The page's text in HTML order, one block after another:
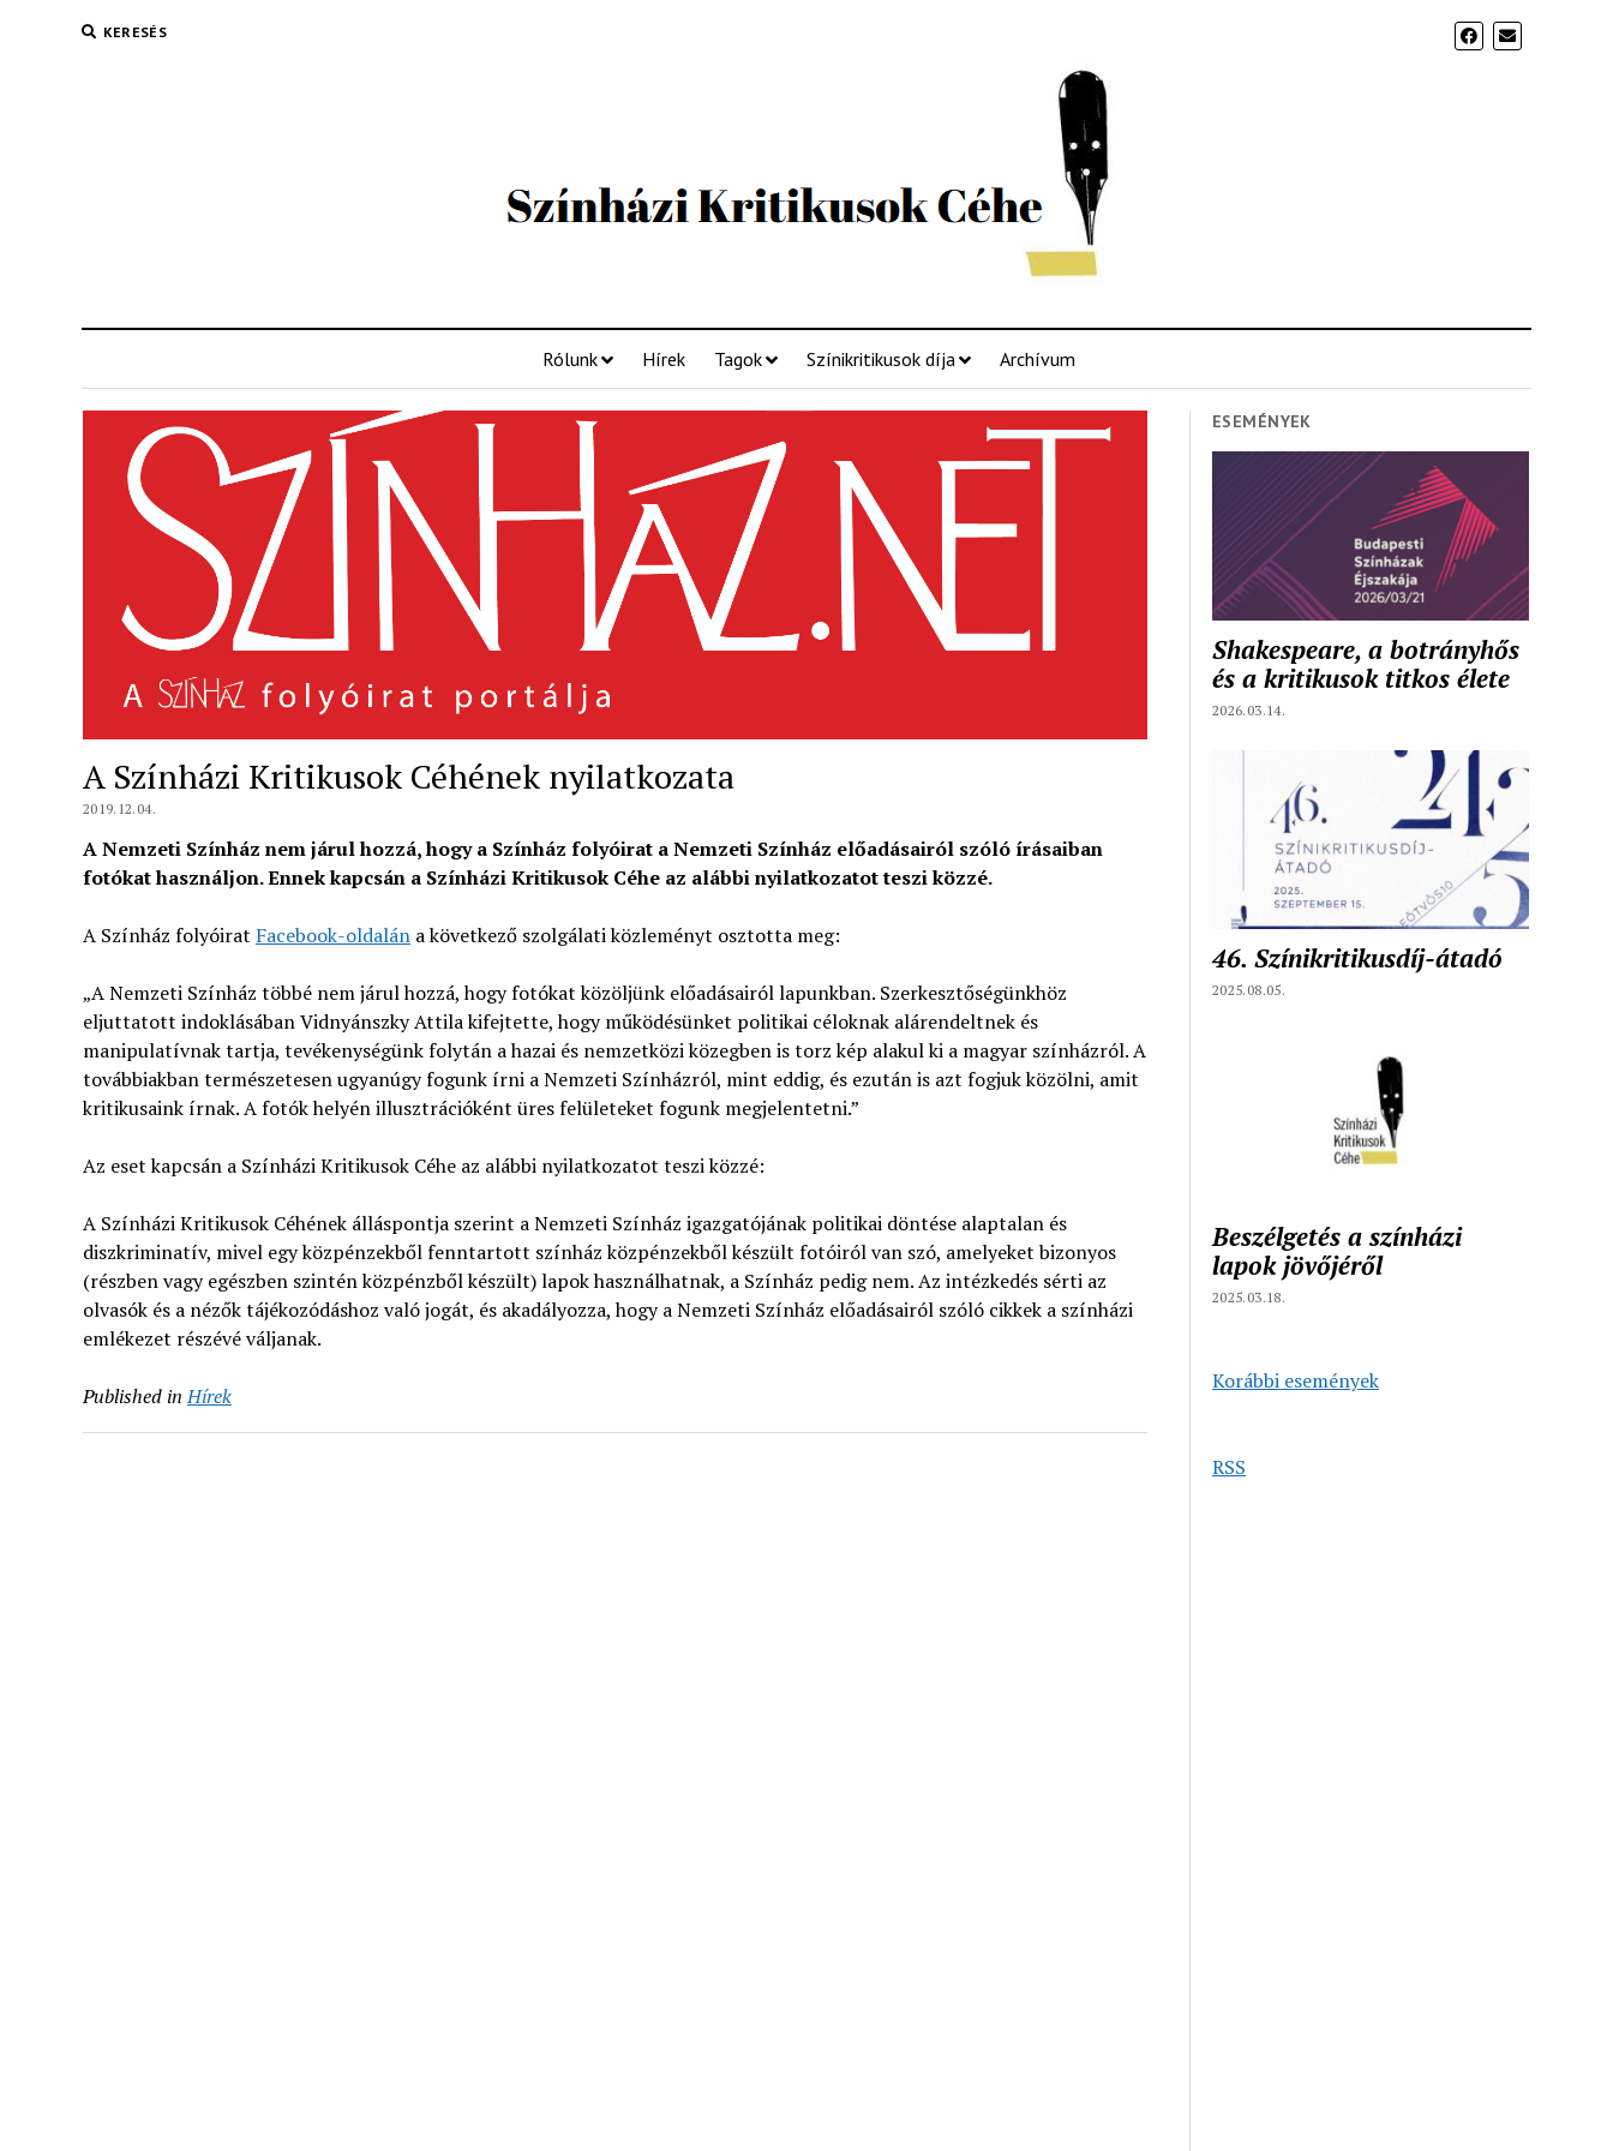
KERESÉS
Rólunk Hírek Tagok Színikritikusok díja Archívum
A Színházi Kritikusok Céhének nyilatkozata
2019.12.04.
A Nemzeti Színház nem járul hozzá, hogy a Színház folyóirat a Nemzeti Színház előadásairól szóló írásaiban
fotókat használjon. Ennek kapcsán a Színházi Kritikusok Céhe az alábbi nyilatkozatot teszi közzé.
A Színház folyóirat Facebook-oldalána következő szolgálati közleményt osztotta meg:
„A Nemzeti Színház többé nem járul hozzá, hogy fotókat közöljünk előadásairól lapunkban. Szerkesztőségünkhöz
eljuttatott indoklásában Vidnyánszky Attila kifejtette, hogy működésünket politikai céloknak alárendeltnek és
manipulatívnak tartja, tevékenységünk folytán a hazai és nemzetközi közegben is torz kép alakul ki a magyar színházról. A
továbbiakban természetesen ugyanúgy fogunk írni a Nemzeti Színházról, mint eddig, és ezután is azt fogjuk közölni, amit
kritikusaink írnak. A fotók helyén illusztrációként üres felületeket fogunk megjelentetni.”
Az eset kapcsán a Színházi Kritikusok Céhe az alábbi nyilatkozatot teszi közzé:
A Színházi Kritikusok Céhének álláspontja szerint a Nemzeti Színház igazgatójának politikai döntése alaptalan és
diszkriminatív, mivel egy közpénzekből fenntartott színház közpénzekből készült fotóiról van szó, amelyeket bizonyos
(részben vagy egészben szintén közpénzből készült) lapok használhatnak, a Színház pedig nem. Az intézkedés sérti az
olvasók és a nézők tájékozódáshoz való jogát, és akadályozza, hogy a Nemzeti Színház előadásairól szóló cikkek a színházi
emlékezet részévé váljanak.
Published in Hírek
ESEMÉNYEK
Shakespeare, a botrányhős
és a kritikusok titkos élete
2026.03.14.
46. Színikritikusdíj-átadó
2025.08.05.
Beszélgetés a színházi
lapok jövőjéről
2025.03.18.
Korábbi események
RSS